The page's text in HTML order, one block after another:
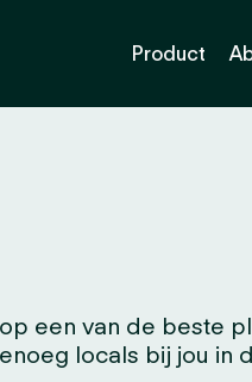
Product
een van de beste
locals bij jou in